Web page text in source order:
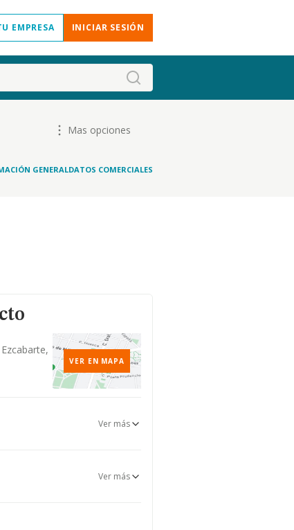
EMPRESA INICIAR SESIÓN
Mas opciones
GENERALDATOS COMERCIALES
VER EN MAPA
Ver más
Ver más